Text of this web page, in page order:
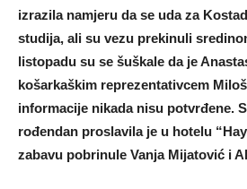
izrazila namjeru da se uda za
studija, ali su vezu prekinuli
listopadu su se šuškale da je
košarkaškim reprezentativcem
informacije nikada nisu potvrđene.
rođendan proslavila je u hotelu
zabavu pobrinule Vanja Mijatović i